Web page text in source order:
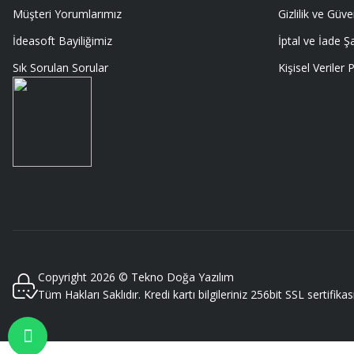
GAYET GÜZEL VE ÖZENLİ PAKETLENMİŞTİ
EDERİM
Müşteri Yorumlarımız
İdeasoft Bayiliğimiz
Sık Sorulan Sorular
Gizlilik ve
İptal ve İade
Kişisel Veriler
Copyright 2026 © Tekno Doğa Yazılım
Tüm Hakları Saklıdır. Kredi kartı bilgileriniz 256bit SSL